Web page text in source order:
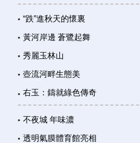
“跌”進秋天的懷裏
黃河岸邊 蒼鷺起舞
秀麗玉林山
壺流河畔生態美
右玉：鑄就綠色傳奇
不夜城 年味濃
透明氣膜體育館亮相